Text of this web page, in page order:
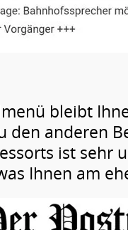
bleibt
den anderen
ist sehr
Ihnen am